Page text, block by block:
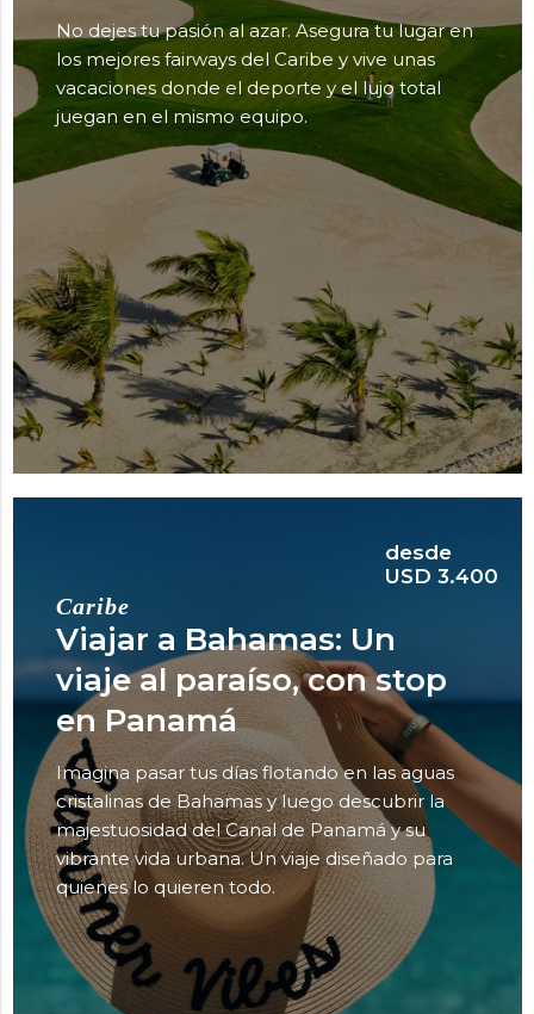
No dejes tu pasión al azar. Asegura tu lugar en
los mejores fairways del Caribe y vive unas
vacaciones donde el deporte y el lujo total
juegan en el mismo equipo.
desde
USD 3.400
Caribe
Viajar a Bahamas: Un
viaje al paraíso, con stop
en Panamá
Imagina pasar tus días flotando en las aguas
cristalinas de Bahamas y luego descubrir la
majestuosidad del Canal de Panamá y su
vibrante vida urbana. Un viaje diseñado para
quienes lo quieren todo.